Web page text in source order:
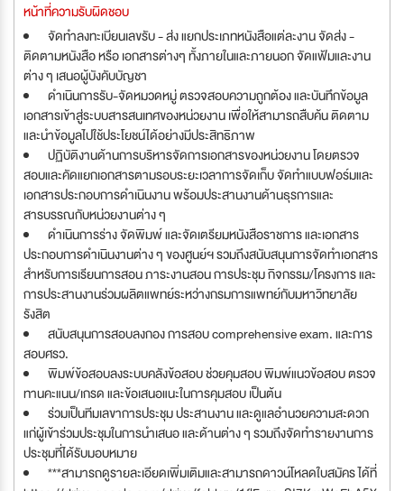
หน้าที่ความรับผิดชอบ
จัดทำลงทะเบียนเลขรับ - ส่ง แยกประเภทหนังสือแต่ละงาน จัดส่ง -
ติดตามหนังสือ หรือ เอกสารต่างๆ ทั้งภายในและภายนอก จัดแฟ้มและงาน
ต่าง ๆ เสนอผู้บังคับบัญชา
ดำเนินการรับ-จัดหมวดหมู่ ตรวจสอบความถูกต้อง และบันทึกข้อมูล
เอกสารเข้าสู่ระบบสารสนเทศของหน่วยงาน เพื่อให้สามารถสืบค้น ติดตาม
และนำข้อมูลไปใช้ประโยชน์ได้อย่างมีประสิทธิภาพ
ปฏิบัติงานด้านการบริหารจัดการเอกสารของหน่วยงาน โดยตรวจ
สอบและคัดแยกเอกสารตามรอบระยะเวลาการจัดเก็บ จัดทำแบบฟอร์มและ
เอกสารประกอบการดำเนินงาน พร้อมประสานงานด้านธุรการและ
สารบรรณกับหน่วยงานต่าง ๆ
ดำเนินการร่าง จัดพิมพ์ และจัดเตรียมหนังสือราชการ และเอกสาร
ประกอบการดำเนินงานต่าง ๆ ของศูนย์ฯ รวมถึงสนับสนุนการจัดทำเอกสาร
สำหรับการเรียนการสอน ภาระงานสอน การประชุม กิจกรรม/โครงการ และ
การประสานงานร่วมผลิตแพทย์ระหว่างกรมการแพทย์กับมหาวิทยาลัย
รังสิต
สนับสนุนการสอบลงกอง การสอบ comprehensive exam. และการ
สอบศรว.
พิมพ์ข้อสอบลงระบบคลังข้อสอบ ช่วยคุมสอบ พิมพ์แนวข้อสอบ ตรวจ
ทานคะแนน/เกรด และข้อเสนอแนะในการคุมสอบ เป็นต้น
ร่วมเป็นทีมเลขาการประชุม ประสานงาน และดูแลอำนวยความสะดวก
แก่ผู้เข้าร่วมประชุมในการนำเสนอ และด้านต่าง ๆ รวมถึงจัดทำรายงานการ
ประชุมที่ได้รับมอบหมาย
***สามารถดูรายละเอียดเพิ่มเติมและสามารถดาวน์โหลดใบสมัคร ได้ที่